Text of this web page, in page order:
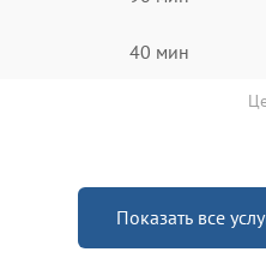
40 мин
Показать все